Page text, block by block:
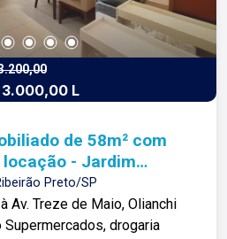
3.000,00 L
de 58m² com
- Jardim
Preto/SP
Av. Treze de Maio, Olianchi
Supermercados, drogaria